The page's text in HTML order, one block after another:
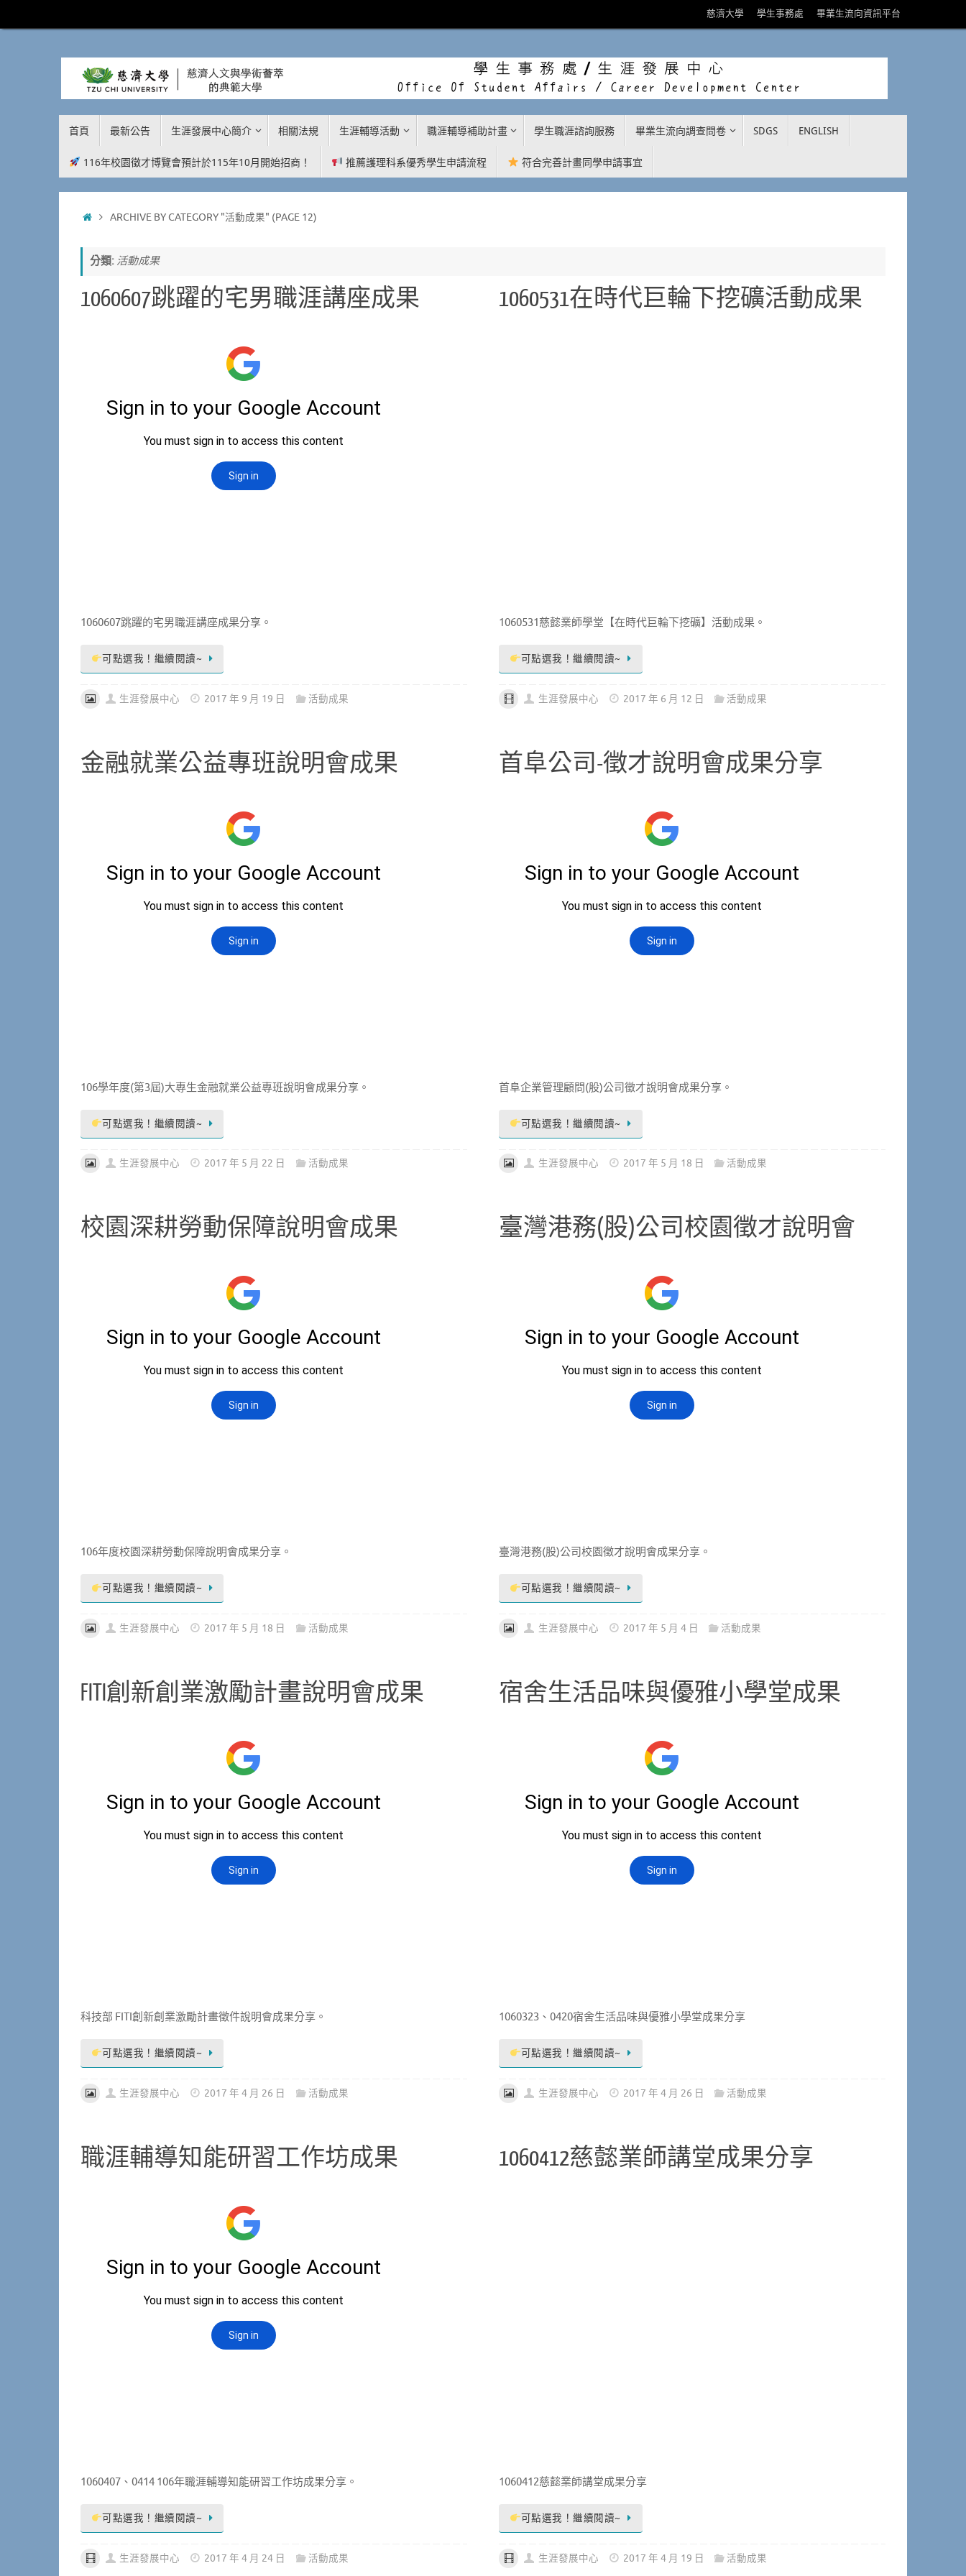
to
慈濟大學 學生事務處 畢業生流向資訊平台
TO首頁 最新公告 生涯發展中心簡介 相關法規 生涯輔導活動 職涯輔導補助計畫 學生職涯諮詢服務 畢業生流向調查問卷 SDGS ENGLISH
116年校園徵才博覽會預計於115年10月開始招商！ 推薦護理科系優秀學生申請流程 符合完善計畫同學申請事宜
HOMEARCHIVE BY CATEGORY "活動成果" (PAGE 12)
分類: 活動成果
1060607跳躍的宅男職涯講座成果
1060607跳躍的宅男職涯講座成果分享。
可點選我！繼續閱讀~
生涯發展中心 2017 年 9 月 19 日 活動成果
1060531在時代巨輪下挖礦活動成果
1060531慈懿業師學堂【在時代巨輪下挖礦】活動成果。
可點選我！繼續閱讀~
生涯發展中心 2017 年 6 月 12 日 活動成果
金融就業公益專班說明會成果
106學年度(第3屆)大專生金融就業公益專班說明會成果分享。
可點選我！繼續閱讀~
生涯發展中心 2017 年 5 月 22 日 活動成果
首阜公司-徵才說明會成果分享
首阜企業管理顧問(股)公司徵才說明會成果分享。
可點選我！繼續閱讀~
生涯發展中心 2017 年 5 月 18 日 活動成果
校園深耕勞動保障說明會成果
106年度校園深耕勞動保障說明會成果分享。
可點選我！繼續閱讀~
生涯發展中心 2017 年 5 月 18 日 活動成果
臺灣港務(股)公司校園徵才說明會
臺灣港務(股)公司校園徵才說明會成果分享。
可點選我！繼續閱讀~
生涯發展中心 2017 年 5 月 4 日 活動成果
FITI創新創業激勵計畫說明會成果
科技部 FITI創新創業激勵計畫徵件說明會成果分享。
可點選我！繼續閱讀~
生涯發展中心 2017 年 4 月 26 日 活動成果
宿舍生活品味與優雅小學堂成果
1060323、0420宿舍生活品味與優雅小學堂成果分享
可點選我！繼續閱讀~
生涯發展中心 2017 年 4 月 26 日 活動成果
職涯輔導知能研習工作坊成果
1060407、0414 106年職涯輔導知能研習工作坊成果分享。
可點選我！繼續閱讀~
生涯發展中心 2017 年 4 月 24 日 活動成果
1060412慈懿業師講堂成果分享
1060412慈懿業師講堂成果分享
可點選我！繼續閱讀~
生涯發展中心 2017 年 4 月 19 日 活動成果